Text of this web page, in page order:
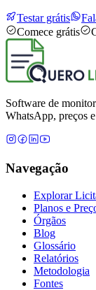
Testar grátis
Comece grátis
Software de
WhatsApp, preços
Navegação
Explorar
Planos e
Órgãos
Blog
Glossário
Relatórios
Metodologia
Fontes